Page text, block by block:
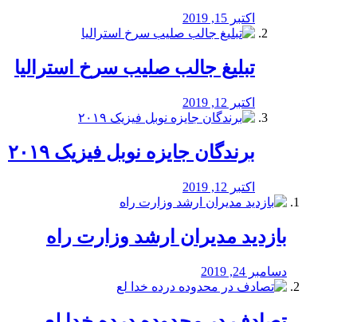
اکتبر 15, 2019
تبلیغ جالب صلیب سرخ استرالیا
اکتبر 12, 2019
برندگان جایزه نوبل فیزیک ۲۰۱۹
اکتبر 12, 2019
بازدید مدیران ارشد وزارت راه
دسامبر 24, 2019